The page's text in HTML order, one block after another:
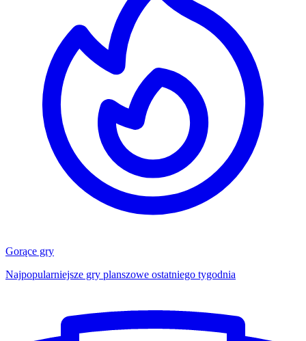
Gorące gry
Najpopularniejsze gry planszowe ostatniego tygodnia